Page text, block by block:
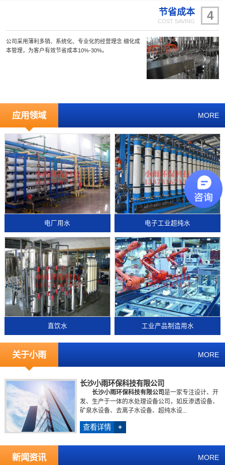
4
节省成本
COST SAVING
公司采用薄利多销、系统化、专业化的经营理念 细化成
本管理，为客户有效节省成本10%-30%。
应用领域 MORE
电厂用水 电子工业超纯水
直饮水 工业产品制造用水
关于小雨 MORE
长沙小雨环保科技有限公司
长沙小雨环保科技有限公司是一家专注设计、开
发、生产于一体的水处理设备公司，如反渗透设备、
矿泉水设备、去离子水设备、超纯水设...
查看详情 +
新闻资讯 MORE